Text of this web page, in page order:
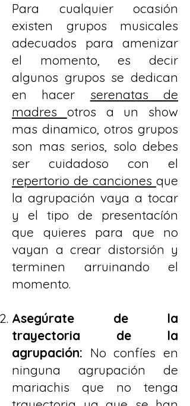
Para cualquier ocasión
existen grupos musicales
adecuados para amenizar
el momento, es decir
algunos grupos se dedican
en hacer serenatas de
madres otros a un show
mas dinamico, otros grupos
son mas serios, solo debes
ser cuidadoso con el
repertorio de canciones que
la agrupación vaya a tocar
y el tipo de presentacíón
que quieres para que no
vayan a crear distorsión y
terminen arruinando el
momento.
Asegúrate de la
trayectoria de la
agrupación: No confíes en
ninguna agrupación de
mariachis que no tenga